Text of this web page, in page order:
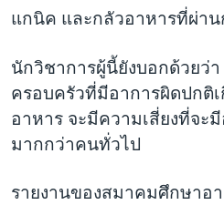
แกนิค และกลัวอาหารที่ผ่าน
นักวิชาการผู้นี้ยังบอกด้วยว่
ครอบครัวที่มีอาการผิดปกติ
อาหาร จะมีความเสี่ยงที่จะ
มากกว่าคนทั่วไป
รายงานของสมาคมศึกษาอ